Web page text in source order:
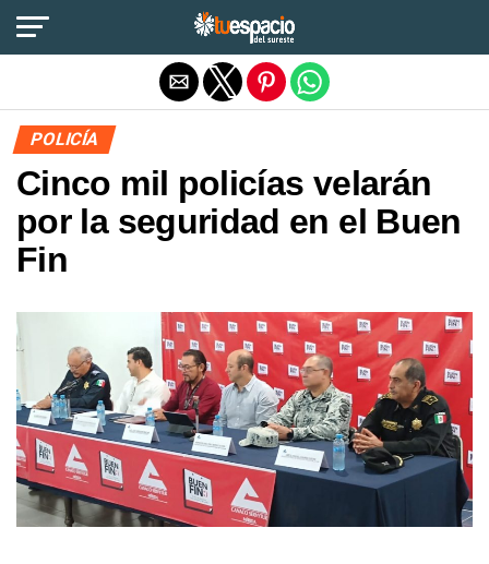
POLICÍA
Cinco mil policías velarán
por la seguridad en el Buen
Fin
Salir de la versión móvil